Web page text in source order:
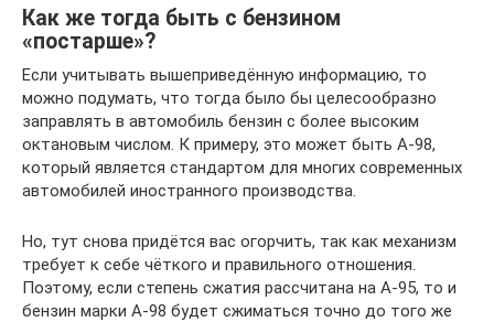
Как же тогда быть с бензином
«постарше»?
Если учитывать вышеприведённую информацию, то
можно подумать, что тогда было бы целесообразно
заправлять в автомобиль бензин с более высоким
октановым числом. К примеру, это может быть А-98,
который является стандартом для многих современных
автомобилей иностранного производства.
Но, тут снова придётся вас огорчить, так как механизм
требует к себе чёткого и правильного отношения.
Поэтому, если степень сжатия рассчитана на А-95, то и
бензин марки А-98 будет сжиматься точно до того же